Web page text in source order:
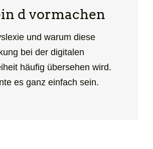
d vormachen
und warum diese
bei der digitalen
häufig übersehen wird.
es ganz einfach sein.